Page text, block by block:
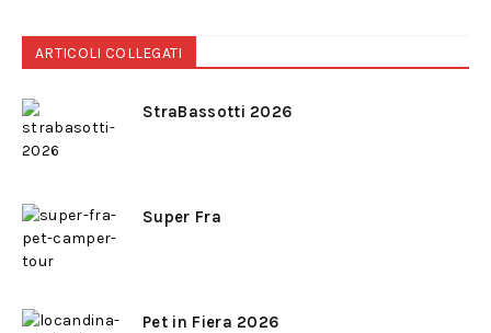
ARTICOLI COLLEGATI
StraBassotti 2026
Super Fra
Pet in Fiera 2026